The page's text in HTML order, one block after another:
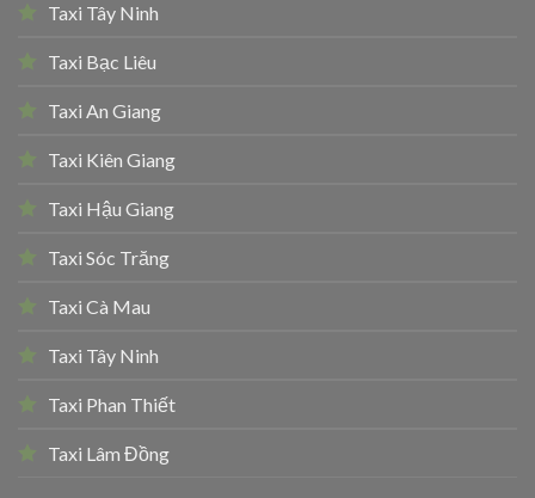
Taxi Tây Ninh
Taxi Bạc Liêu
Taxi An Giang
Taxi Kiên Giang
Taxi Hậu Giang
Taxi Sóc Trăng
Taxi Cà Mau
Taxi Tây Ninh
Taxi Phan Thiết
Taxi Lâm Đồng